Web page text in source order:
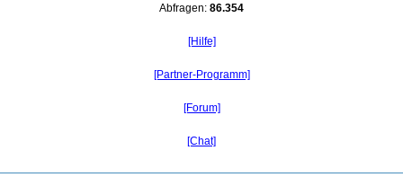
Abfragen: 86.354
[Hilfe]
[Partner-Programm]
[Forum]
[Chat]